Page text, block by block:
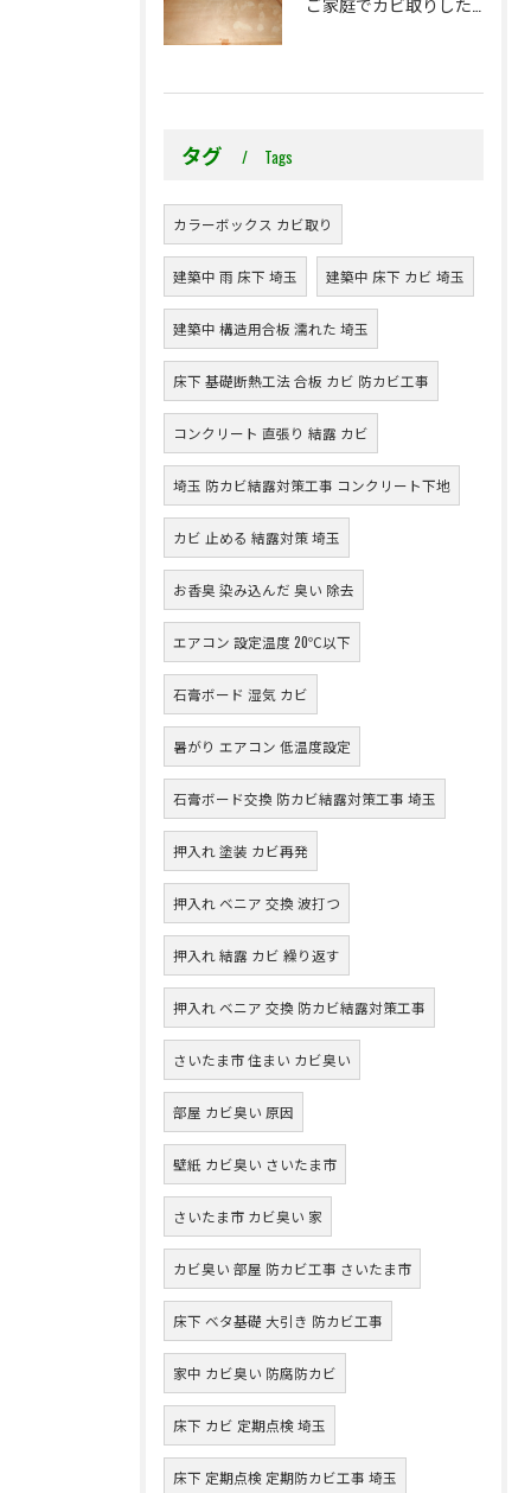
タグ Tags
カラーボックス カビ取り
建築中 雨 床下 埼玉 建築中 床下 カビ 埼玉
建築中 構造用合板 濡れた 埼玉
床下 基礎断熱工法 合板 カビ 防カビ工事
コンクリート 直張り 結露 カビ
埼玉 防カビ結露対策工事 コンクリート下地
カビ 止める 結露対策 埼玉
お香臭 染み込んだ 臭い 除去
エアコン 設定温度 20℃以下
石膏ボード 湿気 カビ
暑がり エアコン 低温度設定
石膏ボード交換 防カビ結露対策工事 埼玉
押入れ 塗装 カビ再発
押入れ ベニア 交換 波打つ
押入れ 結露 カビ 繰り返す
押入れ ベニア 交換 防カビ結露対策工事
さいたま市 住まい カビ臭い
部屋 カビ臭い 原因
壁紙 カビ臭い さいたま市
さいたま市 カビ臭い 家
カビ臭い 部屋 防カビ工事 さいたま市
床下 ベタ基礎 大引き 防カビ工事
家中 カビ臭い 防腐防カビ
床下 カビ 定期点検 埼玉
床下 定期点検 定期防カビ工事 埼玉